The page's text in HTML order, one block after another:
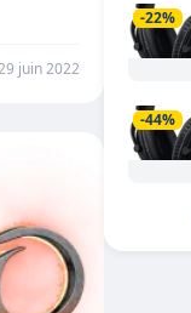
29 juin 2022
-22%
-44%